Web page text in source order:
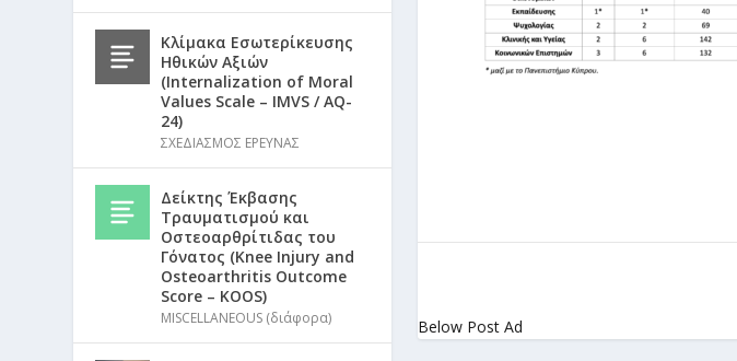
Below Post Ad
Κλίμακα Εσωτερίκευσης
Ηθικών Αξιών
(Internalization of Moral
Values Scale – IMVS / AQ-
24)
ΣΧΕΔΙΑΣΜΟΣ ΕΡΕΥΝΑΣ
Δείκτης Έκβασης
Τραυματισμού και
Οστεοαρθρίτιδας του
Γόνατος (Knee Injury and
Osteoarthritis Outcome
Score – KOOS)
MISCELLANEOUS (διάφορα)